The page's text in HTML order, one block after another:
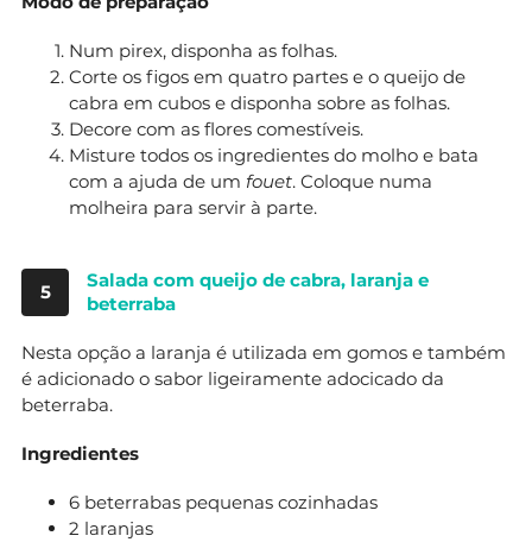
Num pirex, disponha as folhas.
Corte os figos em quatro partes e o queijo de
cabra em cubos e disponha sobre as folhas.
Decore com as flores comestíveis.
Misture todos os ingredientes do molho e bata
com a ajuda de um fouet. Coloque numa
molheira para servir à parte.
5
Salada com queijo de cabra, laranja e
beterraba
Nesta opção a laranja é utilizada em gomos e também
é adicionado o sabor ligeiramente adocicado da
beterraba.
Ingredientes
6 beterrabas pequenas cozinhadas
2 laranjas